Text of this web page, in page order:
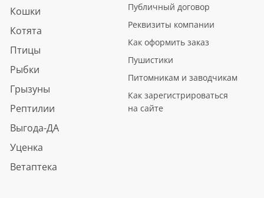
Кошки
Котята
Птицы
Рыбки
Грызуны
Рептилии
Выгода-ДА
Уценка
Ветаптека
Публичный договор
Реквизиты компании
Как оформить заказ
Пушистики
Питомникам и заводчикам
Как зарегистрироваться
на сайте